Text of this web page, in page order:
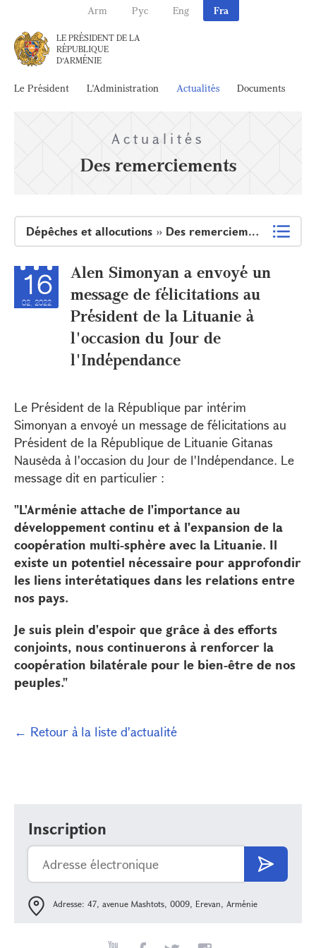
Arm Рус Eng Fra
LE PRÉSIDENT DE LA
RÉPUBLIQUE
D'ARMÉNIE
Le Président L'Administration Actualités Documents
Actualités
Des remerciements
Dépêches et allocutions » Des remerciements
16
02, 2022
Alen Simonyan a envoyé un
message de félicitations au
Président de la Lituanie à
l'occasion du Jour de
l'Indépendance
Le Président de la République par intérim
Simonyan a envoyé un message de félicitations au
Président de la République de Lituanie Gitanas
Nausėda à l'occasion du Jour de l'Indépendance. Le
message dit en particulier :
"L'Arménie attache de l'importance au
développement continu et à l'expansion de la
coopération multi-sphère avec la Lituanie. Il
existe un potentiel nécessaire pour approfondir
les liens interétatiques dans les relations entre
nos pays.
Je suis plein d'espoir que grâce à des efforts
conjoints, nous continuerons à renforcer la
coopération bilatérale pour le bien-être de nos
peuples."
← Retour à la liste d'actualité
Inscription
Adresse: 47, avenue Mashtots, 0009, Erevan, Arménie